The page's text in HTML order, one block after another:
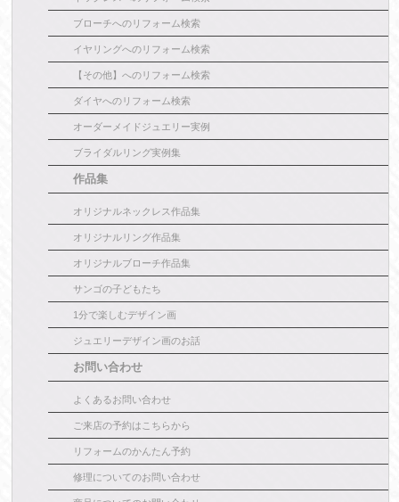
ブローチへのリフォーム検索
イヤリングへのリフォーム検索
【その他】へのリフォーム検索
ダイヤへのリフォーム検索
オーダーメイドジュエリー実例
ブライダルリング実例集
作品集
オリジナルネックレス作品集
オリジナルリング作品集
オリジナルブローチ作品集
サンゴの子どもたち
1分で楽しむデザイン画
ジュエリーデザイン画のお話
お問い合わせ
よくあるお問い合わせ
ご来店の予約はこちらから
リフォームのかんたん予約
修理についてのお問い合わせ